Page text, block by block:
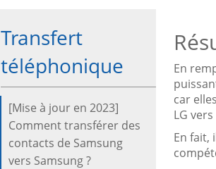
Transfert
téléphonique
[Mise à jour en 2023]
Comment transférer des
contacts de Samsung
vers Samsung ?
En
car
LG
En fait,